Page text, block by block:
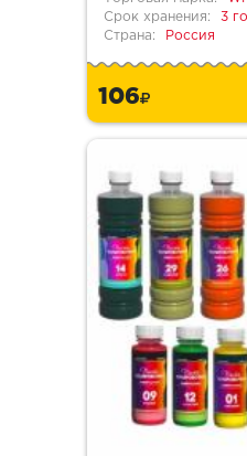
Срок хранения:
3
Страна:
Россия
106